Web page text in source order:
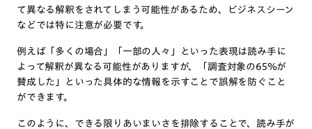
て異なる解釈をされてしまう可能性があるため、ビジネスシーン
などでは特に注意が必要です。
例えば「多くの場合」「一部の人々」といった表現は読み手に
よって解釈が異なる可能性がありますが、「調査対象の65％が
賛成した」といった具体的な情報を示すことで誤解を防ぐこと
ができます。
このように、できる限りあいまいさを排除することで、読み手が